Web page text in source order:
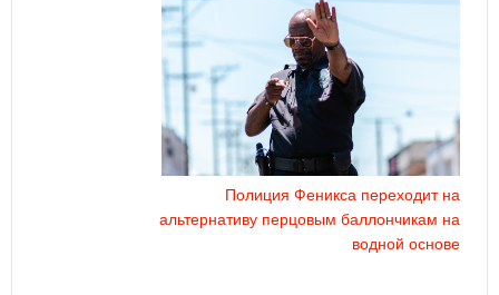
Полиция Феникса переходит на
альтернативу перцовым баллончикам на
водной основе